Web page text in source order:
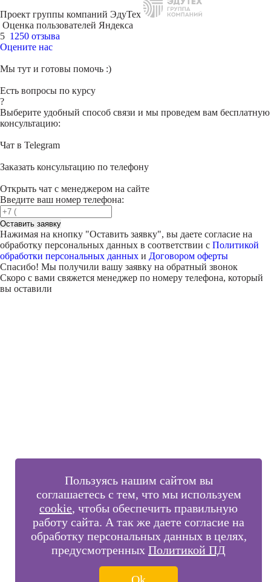
Проект группы компаний ЭдуТех
Оценка пользователей Яндекса
5 1250 отзыва
Оцените нас
Пользуясь нашим сайтом вы
соглашаетесь с тем, что мы используем
cookie, чтобы обеспечить правильную
работу сайта. А так же даете согласие на
обработку персональных данных в целях,
предусмотренных Политикой ПД
Мы тут и готовы помочь :)
Есть вопросы по курсу
?
Выберите удобный способ связи и мы проведем вам бесплатную
консультацию:
Чат в Telegram
Заказать консультацию по телефону
Открыть чат с менеджером на сайте
Введите ваш номер телефона:
Оставить заявку
Нажимая на кнопку "Оставить заявку", вы даете согласие на
обработку персональных данных в соответствии с Политикой
обработки персональных данных и Договором оферты
Спасибо! Мы получили вашу заявку на обратный звонок
Скоро с вами свяжется менеджер по номеру телефона, который
вы оставили